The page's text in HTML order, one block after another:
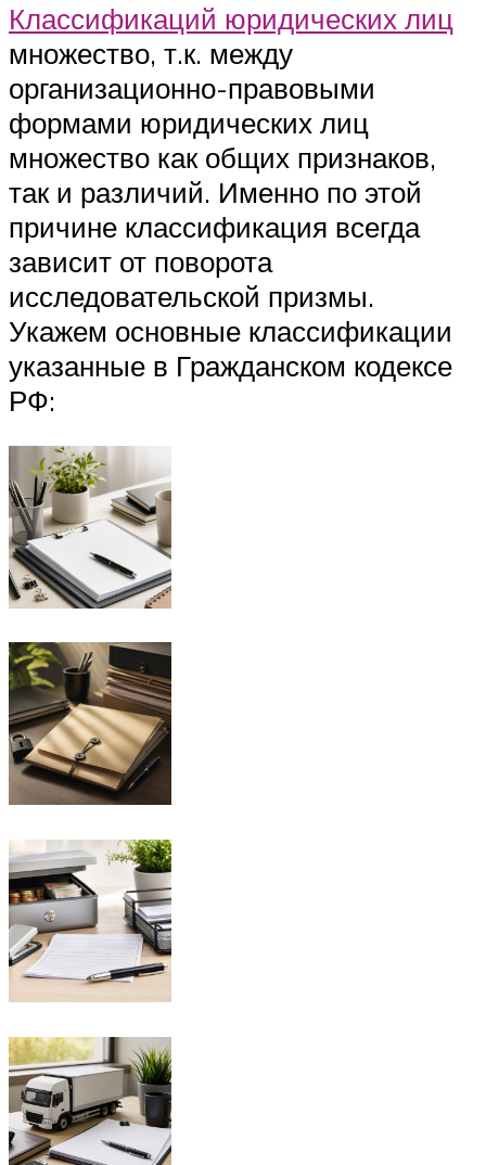
Классификаций юридических лиц
множество, т.к. между
организационно-правовыми
формами юридических лиц
множество как общих признаков,
так и различий. Именно по этой
причине классификация всегда
зависит от поворота
исследовательской призмы.
Укажем основные классификации
указанные в Гражданском кодексе
РФ: